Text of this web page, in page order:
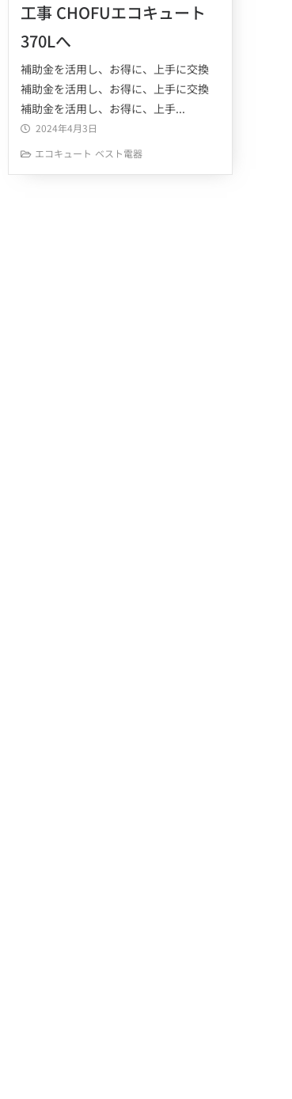
工事 CHOFUエコキュート
370Lへ
補助金を活用し、お得に、上手に交換
補助金を活用し、お得に、上手に交換
補助金を活用し、お得に、上手...
2024年4月3日
エコキュート ベスト電器